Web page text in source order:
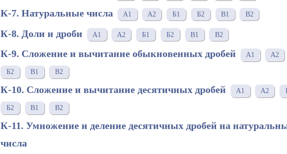
К-7. Натуральные числа А1 А2 Б1 Б2 В1 В2
К-8. Доли и дроби А1 А2 Б1 Б2 В1 В2
К-9. Сложение и вычитание обыкновенных дробей А1 А2
Б2 В1 В2
К-10. Сложение и вычитание десятичных дробей А1 А2
Б2 В1 В2
К-11. Умножение и деление десятичных дробей на
числа